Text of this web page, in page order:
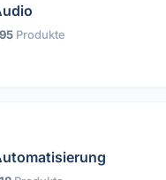
Produkte